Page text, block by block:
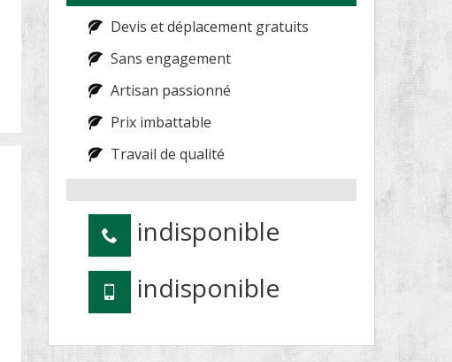
Devis et déplacement gratuits
Sans engagement
Artisan passionné
Prix imbattable
Travail de qualité
indisponible
indisponible